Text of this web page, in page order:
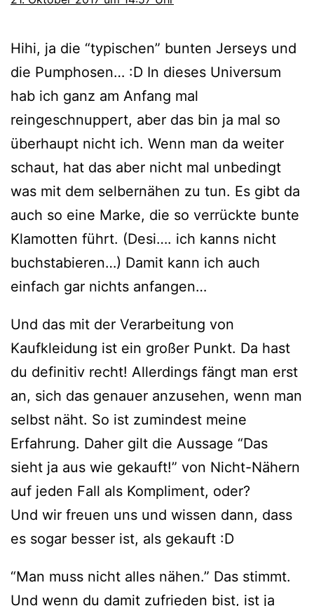
Hihi, ja die “typischen” bunten Jerseys und
die Pumphosen… :D In dieses Universum
hab ich ganz am Anfang mal
reingeschnuppert, aber das bin ja mal so
überhaupt nicht ich. Wenn man da weiter
schaut, hat das aber nicht mal unbedingt
was mit dem selbernähen zu tun. Es gibt da
auch so eine Marke, die so verrückte bunte
Klamotten führt. (Desi…. ich kanns nicht
buchstabieren…) Damit kann ich auch
einfach gar nichts anfangen…
Und das mit der Verarbeitung von
Kaufkleidung ist ein großer Punkt. Da hast
du definitiv recht! Allerdings fängt man erst
an, sich das genauer anzusehen, wenn man
selbst näht. So ist zumindest meine
Erfahrung. Daher gilt die Aussage “Das
sieht ja aus wie gekauft!” von Nicht-Nähern
auf jeden Fall als Kompliment, oder?
Und wir freuen uns und wissen dann, dass
es sogar besser ist, als gekauft :D
“Man muss nicht alles nähen.” Das stimmt.
Und wenn du damit zufrieden bist, ist ja